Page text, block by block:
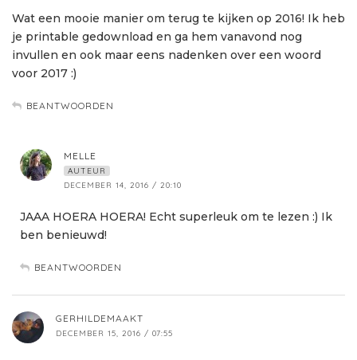
Wat een mooie manier om terug te kijken op 2016! Ik heb
je printable gedownload en ga hem vanavond nog
invullen en ook maar eens nadenken over een woord
voor 2017 :)
BEANTWOORDEN
MELLE
AUTEUR
DECEMBER 14, 2016 / 20:10
JAAA HOERA HOERA! Echt superleuk om te lezen :) Ik
ben benieuwd!
BEANTWOORDEN
GERHILDEMAAKT
DECEMBER 15, 2016 / 07:55